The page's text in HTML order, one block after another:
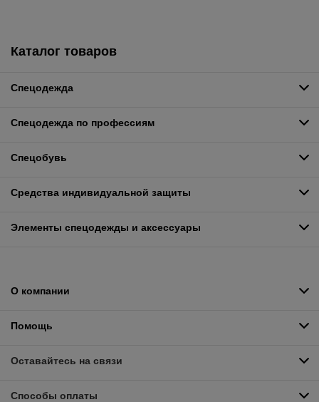
Каталог товаров
Спецодежда
Спецодежда по профессиям
Спецобувь
Средства индивидуальной защиты
Элементы спецодежды и аксессуары
О компании
Помощь
Оставайтесь на связи
Способы оплаты